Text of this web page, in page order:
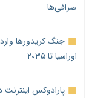
صرافی‌ها
اوراسیا تا ۲۰۳۵
پارادوکس اینترنت